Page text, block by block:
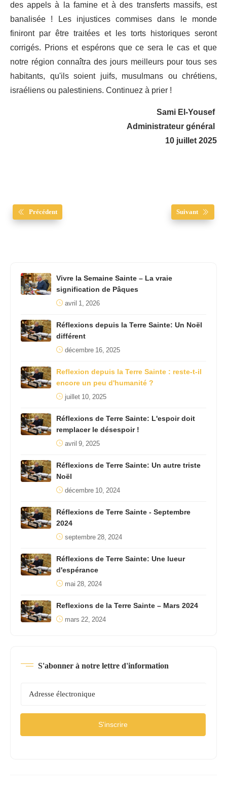
des appels à la famine et à des transferts massifs, est
banalisée ! Les injustices commises dans le monde
finiront par être traitées et les torts historiques seront
corrigés. Prions et espérons que ce sera le cas et que
notre région connaîtra des jours meilleurs pour tous ses
habitants, qu'ils soient juifs, musulmans ou chrétiens,
israéliens ou palestiniens. Continuez à prier !
Sami El-Yousef
Administrateur général
10 juillet 2025
Précédent Suivant
Vivre la Semaine Sainte – La vraie
signification de Pâques
avril 1, 2026
Réflexions depuis la Terre Sainte: Un Noël
différent
décembre 16, 2025
Reflexion depuis la Terre Sainte : reste-t-il
encore un peu d'humanité ?
juillet 10, 2025
Réflexions de Terre Sainte: L'espoir doit
remplacer le désespoir !
avril 9, 2025
Réflexions de Terre Sainte: Un autre triste
Noël
décembre 10, 2024
Réflexions de Terre Sainte - Septembre
2024
septembre 28, 2024
Réflexions de Terre Sainte: Une lueur
d'espérance
mai 28, 2024
Reflexions de la Terre Sainte – Mars 2024
mars 22, 2024
S'abonner à notre lettre d'information
S'inscrire